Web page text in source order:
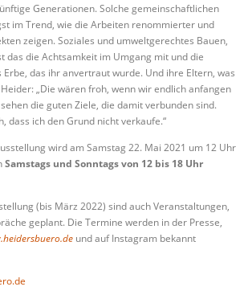
Generationen. Solche gemeinschaftlichen
im Trend, wie die Arbeiten renommierter und
zeigen. Soziales und umweltgerechtes Bauen,
das die Achtsamkeit im Umgang mit und die
das ihr anvertraut wurde. Und ihre Eltern, was
„Die wären froh, wenn wir endlich anfangen
die guten Ziele, die damit verbunden sind.
dass ich den Grund nicht verkaufe.“
wird am Samstag 22. Mai 2021 um 12 Uhr
Samstags und Sonntags von 12 bis 18 Uhr
(bis März 2022) sind auch Veranstaltungen,
geplant. Die Termine werden in der Presse,
und auf Instagram bekannt